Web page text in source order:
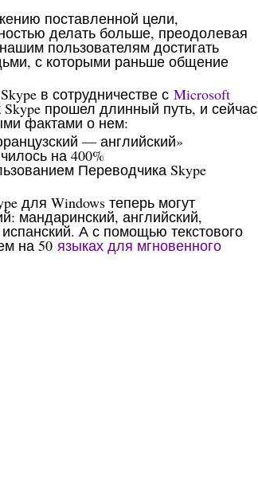
поставленной цели,
делать больше, преодолевая
пользователям достигать
с которыми раньше общение
в сотрудничестве с Microsoft
прошел длинный путь, и сейчас
фактами о нем:
— английский»
на 400%
Переводчика Skype
для Windows теперь могут
мандаринский, английский,
А с помощью текстового
на 50 языках для мгновенного